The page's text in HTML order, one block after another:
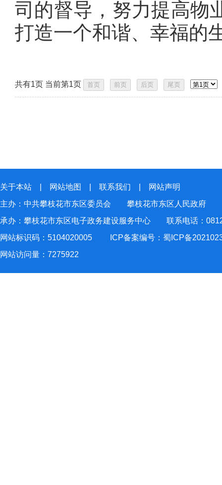
司的督导，努力提高物
打造一个和谐、幸福的
共有1页 当前第1页
关于本站 网站地图 联系我们
网站声明
主办：中共攀枝花市东区委员会 攀枝花市东区人民政府
承办：攀枝花市东区电子政务建设服务中心 联系电话：
网站标识码：5104020005
ICP备案编号：蜀ICP备
网站访问量： 7275922